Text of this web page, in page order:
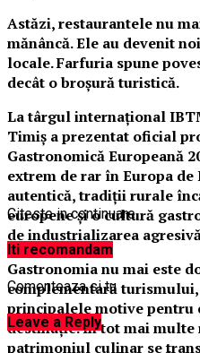
Astăzi, restaurantele nu
mănâncă. Ele au devenit
locale. Farfuria spune
decât o broșură turistică.
La târgul internațional
Timiș a prezentat oficial
Gastronomică Europeană
extrem de rar în Europa
autentică, tradiții rurale
europene și o cultură
de industrializarea
Gastronomia nu mai este
complementară
principalele motive pentru
destinație. În tot mai multe
patrimoniul culinar se
Citeste in continuare
Iti recomandam
Comenteaza si tu
Leave a Reply